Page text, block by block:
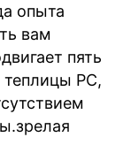
опыта
вам
пять
PC,